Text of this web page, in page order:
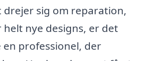
drejer sig om reparation,
nye designs, er det
professionel, der